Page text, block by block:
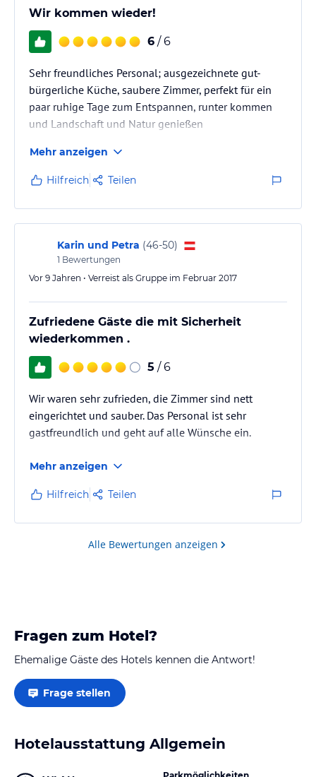
Wir kommen wieder!
6 / 6
Sehr freundliches Personal; ausgezeichnete gut-
bürgerliche Küche, saubere Zimmer, perfekt für ein
paar ruhige Tage zum Entspannen, runter kommen
und Landschaft und Natur genießen
Mehr anzeigen
Hilfreich Teilen
Karin und Petra (46-50)
1 Bewertungen
Vor 9 Jahren • Verreist als Gruppe im Februar 2017
Zufriedene Gäste die mit Sicherheit
wiederkommen .
5 / 6
Wir waren sehr zufrieden, die Zimmer sind nett
eingerichtet und sauber. Das Personal ist sehr
gastfreundlich und geht auf alle Wünsche ein.
Mehr anzeigen
Hilfreich Teilen
Alle Bewertungen anzeigen
Fragen zum Hotel?
Ehemalige Gäste des Hotels kennen die Antwort!
Frage stellen
Hotelausstattung Allgemein